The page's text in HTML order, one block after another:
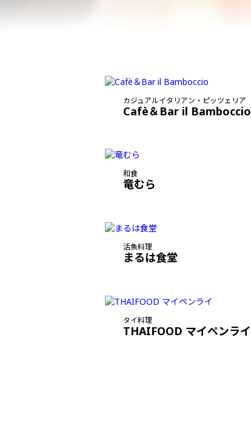
カジュアルイタリアン・ピッツェリア
Cafè＆Bar il Bamboccio
和食
竜むら
活魚料理
まるは食堂
タイ料理
THAIFOOD マイペンライ